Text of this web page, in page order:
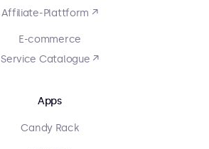
Affiliate-Plattform ↗
E-commerce
Service Catalogue ↗
Apps
Candy Rack